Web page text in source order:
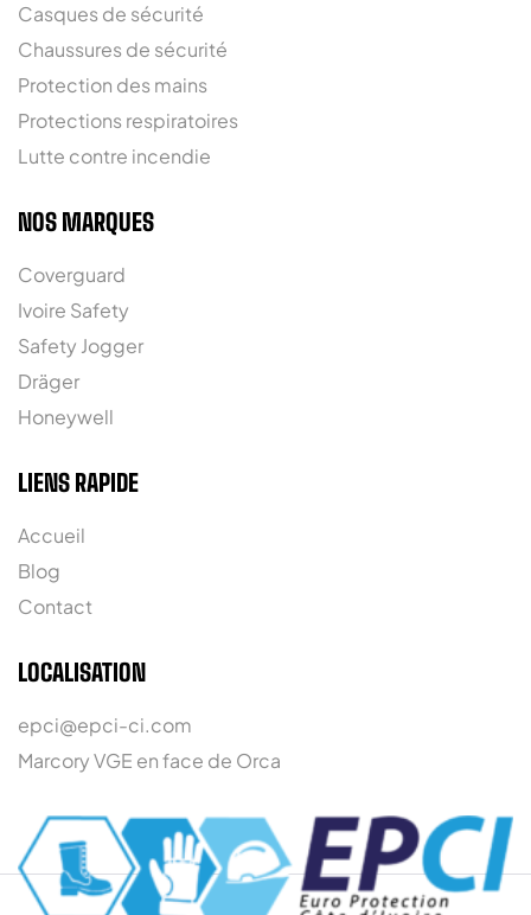
Casques de sécurité
Chaussures de sécurité
Protection des mains
Protections respiratoires
Lutte contre incendie
NOS MARQUES
Coverguard
Ivoire Safety
Safety Jogger
Dräger
Honeywell
LIENS RAPIDE
Accueil
Blog
Contact
LOCALISATION
epci@epci-ci.com
Marcory VGE en face de Orca